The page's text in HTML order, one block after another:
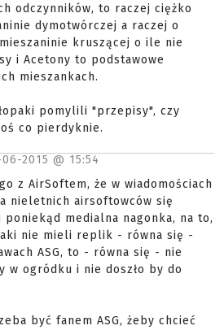
odczynników, to raczej ciężko
dymotwórczej a raczej o
kruszącej o ile nie
i Acetony to podstawowe
mieszankach.
pomylili "przepisy", czy
co pierdyknie.
2015 @ 15:54
z AirSoftem, że w wiadomościach
nieletnich airsoftowców się
poniekąd medialna nagonka, na to,
nie mieli replik - równa się -
ASG, to - równa się - nie
w ogródku i nie doszło by do
być fanem ASG, żeby chcieć